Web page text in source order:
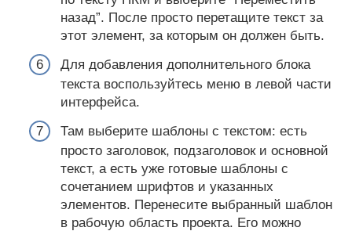
назад”. После просто перетащите текст за
этот элемент, за которым он должен быть.
Для добавления дополнительного блока
текста воспользуйтесь меню в левой части
интерфейса.
Там выберите шаблоны с текстом: есть
просто заголовок, подзаголовок и основной
текст, а есть уже готовые шаблоны с
сочетанием шрифтов и указанных
элементов. Перенесите выбранный шаблон
в рабочую область проекта. Его можно